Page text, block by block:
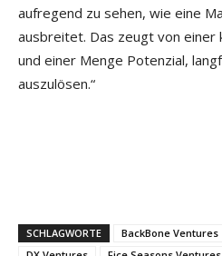
aufregend zu sehen, wie eine
ausbreitet. Das zeugt von einer
und einer Menge Potenzial,
auszulösen.“
SCHLAGWORTE BackBone Ventures